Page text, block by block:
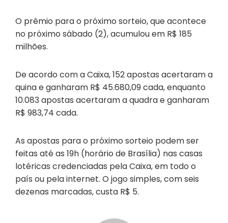
O prêmio para o próximo sorteio, que acontece
no próximo sábado (2), acumulou em R$ 185
milhões.
De acordo com a Caixa, 152 apostas acertaram a
quina e ganharam R$ 45.680,09 cada, enquanto
10.083 apostas acertaram a quadra e ganharam
R$ 983,74 cada.
As apostas para o próximo sorteio podem ser
feitas até as 19h (horário de Brasília) nas casas
lotéricas credenciadas pela Caixa, em todo o
país ou pela internet. O jogo simples, com seis
dezenas marcadas, custa R$ 5.